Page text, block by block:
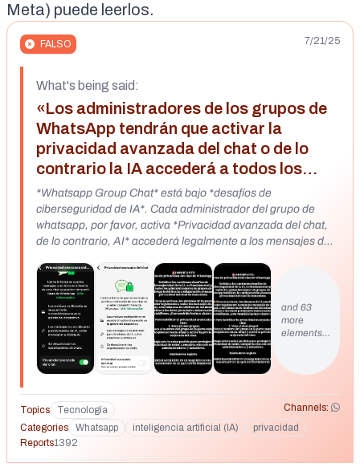
Meta) puede leerlos.
FALSO 7/21/25
What's being said:
«Los administradores de los grupos de
WhatsApp tendrán que activar la
privacidad avanzada del chat o de lo
contrario la IA accederá a todos los
mensajes»
*Whatsapp Group Chat* está bajo *desafíos de
ciberseguridad de IA*. Cada administrador del grupo de
whatsapp, por favor, activa *Privacidad avanzada del chat,
de lo contrario, AI* accederá legalmente a los mensajes de
teléfono de todos. Incluso el chat de WhatsApp uno a uno
también debe activar la privacidad avanzada del chat. Para
ello, cuando estés en el chat, pulsa el nombre del grupo en
la parte superior, desplácese hacia abajo y verá la opción de
encenderlo. Por favor Administradora, activa la Privacidad
Avanzada del Chat, para que Meta y la IA no tomen
nuestros números e info. de los teléfonos, porque ahora es
Muchas gracias! 🚨IMPORTANTE: Aviso de privacidad del
chat de WhatsApp 🚨 Debido a los continuos desafíos de
ciberseguridad de la IA, es fundamental que todos los
administradores de grupos de WhatsApp habiliten la
configuración avanzada de privacidad del chat de inmediato.
and 63
more
elements…
Topics Tecnología
Channels:
Categories
Whatsapp inteligencia artificial (IA)
privacidad
Reports1392